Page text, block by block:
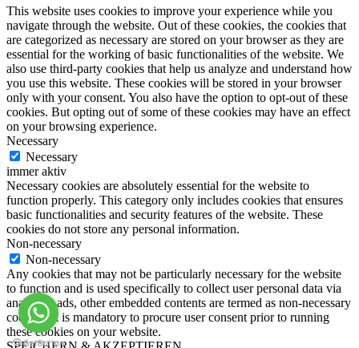
This website uses cookies to improve your experience while you
navigate through the website. Out of these cookies, the cookies that
are categorized as necessary are stored on your browser as they are
essential for the working of basic functionalities of the website. We
also use third-party cookies that help us analyze and understand how
you use this website. These cookies will be stored in your browser
only with your consent. You also have the option to opt-out of these
cookies. But opting out of some of these cookies may have an effect
on your browsing experience.
Necessary
Necessary
immer aktiv
Necessary cookies are absolutely essential for the website to
function properly. This category only includes cookies that ensures
basic functionalities and security features of the website. These
cookies do not store any personal information.
Non-necessary
Non-necessary
Any cookies that may not be particularly necessary for the website
to function and is used specifically to collect user personal data via
analytics, ads, other embedded contents are termed as non-necessary
cookies. It is mandatory to procure user consent prior to running
these cookies on your website.